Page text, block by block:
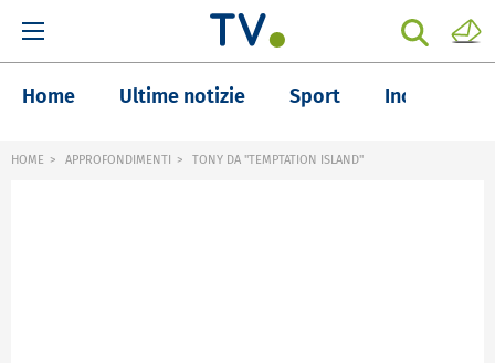
Home Ultime notizie Sport Inchieste
HOME APPROFONDIMENTI TONY DA "TEMPTATION ISLAND"